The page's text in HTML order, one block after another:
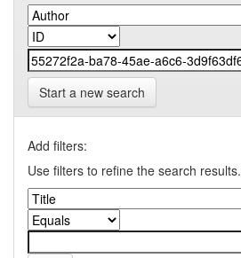
Start a new search
Add filters:
Use filters to refine the search results.